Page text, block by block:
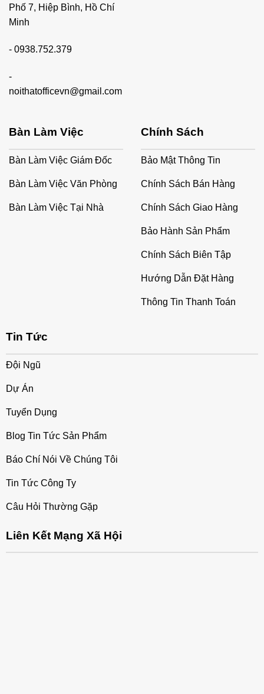
Phố 7, Hiệp Bình, Hồ Chí
Minh
- 0938.752.379
-
noithatofficevn@gmail.com
Bàn Làm Việc
Bàn Làm Việc Giám Đốc
Bàn Làm Việc Văn Phòng
Bàn Làm Việc Tại Nhà
Chính Sách
Bảo Mật Thông Tin
Chính Sách Bán Hàng
Chính Sách Giao Hàng
Bảo Hành Sản Phẩm
Chính Sách Biên Tập
Hướng Dẫn Đặt Hàng
Thông Tin Thanh Toán
Tin Tức
Đội Ngũ
Dự Án
Tuyển Dụng
Blog Tin Tức Sản Phẩm
Báo Chí Nói Về Chúng Tôi
Tin Tức Công Ty
Câu Hỏi Thường Gặp
Liên Kết Mạng Xã Hội